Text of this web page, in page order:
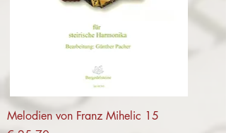
Melodien von Franz Mihelic 15